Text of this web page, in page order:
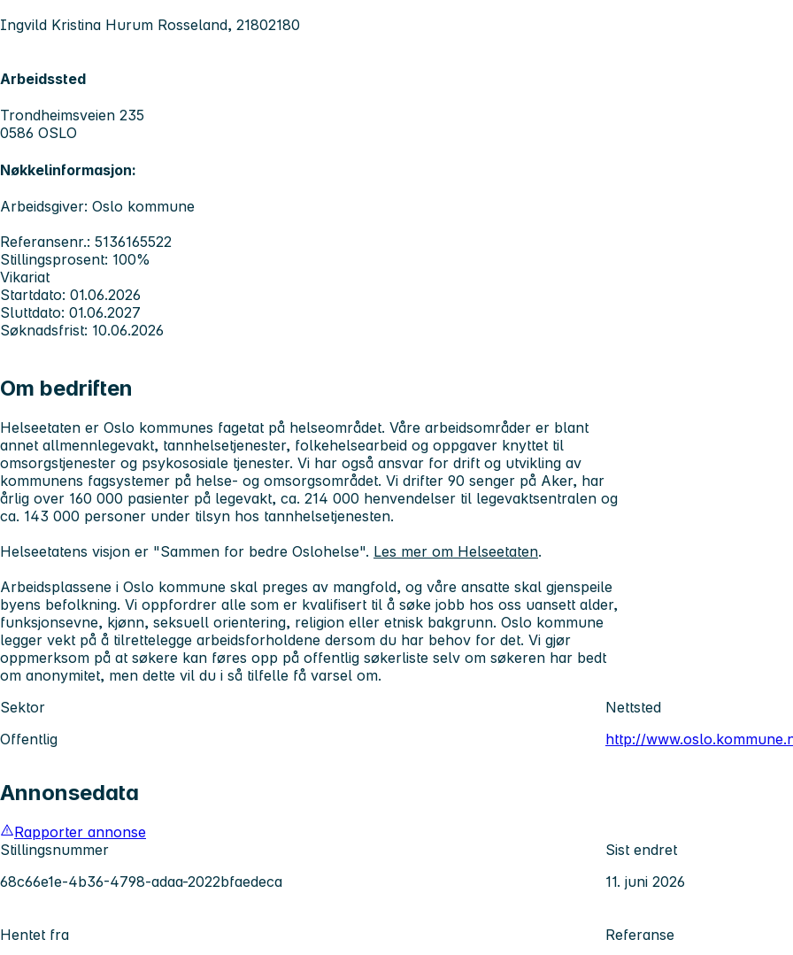
Ingvild Kristina Hurum Rosseland, 21802180
Arbeidssted
Trondheimsveien 235
0586 OSLO
Nøkkelinformasjon:
Arbeidsgiver: Oslo kommune
Referansenr.: 5136165522
Stillingsprosent: 100%
Vikariat
Startdato: 01.06.2026
Sluttdato: 01.06.2027
Søknadsfrist: 10.06.2026
Om bedriften
Helseetaten er Oslo kommunes fagetat på helseområdet. Våre arbeidsområder er blant
annet allmennlegevakt, tannhelsetjenester, folkehelsearbeid og oppgaver knyttet til
omsorgstjenester og psykososiale tjenester. Vi har også ansvar for drift og utvikling av
kommunens fagsystemer på helse- og omsorgsområdet. Vi drifter 90 senger på Aker, har
årlig over 160 000 pasienter på legevakt, ca. 214 000 henvendelser til legevaktsentralen og
ca. 143 000 personer under tilsyn hos tannhelsetjenesten.
Helseetatens visjon er "Sammen for bedre Oslohelse". Les mer om Helseetaten.
Arbeidsplassene i Oslo kommune skal preges av mangfold, og våre ansatte skal gjenspeile
byens befolkning. Vi oppfordrer alle som er kvalifisert til å søke jobb hos oss uansett alder,
funksjonsevne, kjønn, seksuell orientering, religion eller etnisk bakgrunn. Oslo kommune
legger vekt på å tilrettelegge arbeidsforholdene dersom du har behov for det. Vi gjør
oppmerksom på at søkere kan føres opp på offentlig søkerliste selv om søkeren har bedt
om anonymitet, men dette vil du i så tilfelle få varsel om.
Sektor
Offentlig
Nettsted
http://
Annonsedata
Rapporter annonse
Stillingsnummer
68c66e1e-4b36-4798-adaa-2022bfaedeca
Sist endret
11. juni 2026
Hentet fra
Referanse